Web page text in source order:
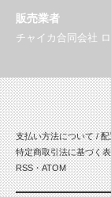
販売業者
チャイカ合同会社
支払い方法について/ 配
特定商取引法に基づく
RSS・ATOM